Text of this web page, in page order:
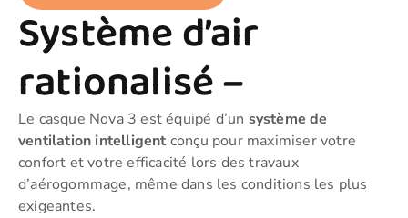
Système d’air
rationalisé –
Le casque Nova 3 est équipé d’un système de
ventilation intelligent conçu pour maximiser votre
confort et votre efficacité lors des travaux
d’aérogommage, même dans les conditions les plus
exigeantes.